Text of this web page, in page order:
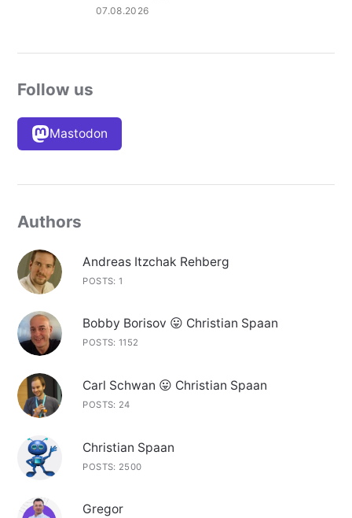
07.08.2026
Follow us
Mastodon
Authors
Andreas Itzchak Rehberg
POSTS: 1
Bobby Borisov 😛 Christian Spaan
POSTS: 1152
Carl Schwan 😛 Christian Spaan
POSTS: 24
Christian Spaan
POSTS: 2500
Gregor